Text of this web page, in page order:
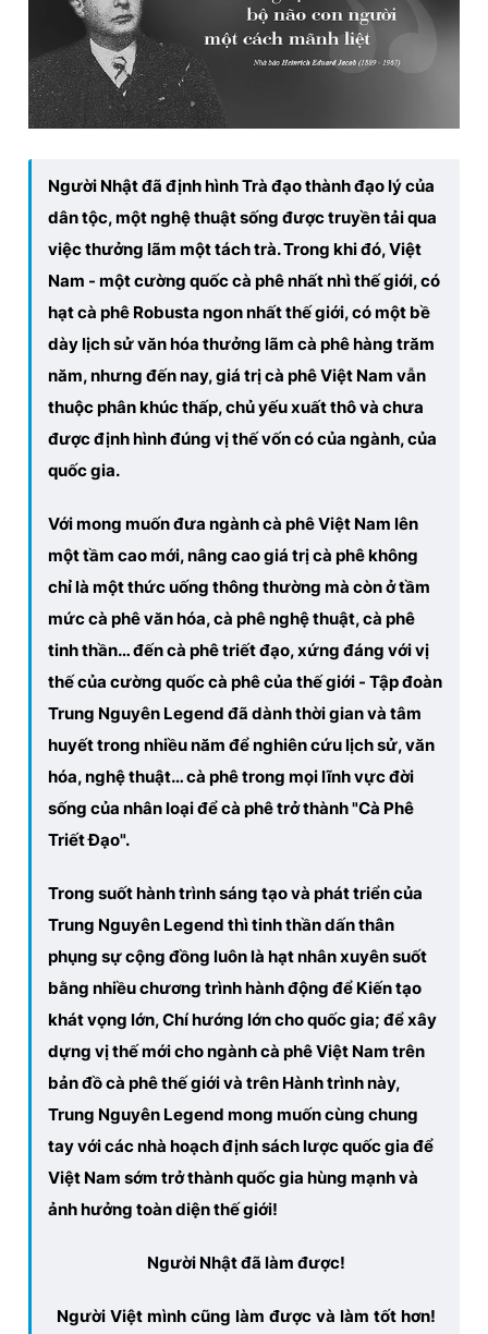
Đọc Thanh Niên trên điện thoại
Theo dõi báo trên
Hotline Liên hệ quảng cáo
0908 780 404
Đặt báo Quảng cáo RSS Tòa soạn Chính sách bảo
Tổng biên tập: Nguyễn Ngọc Toàn
Phó tổng biên tập thường trực: Hải Thành
Phó tổng biên tập: Lâm Hiếu Dũng
Giấy phép xuất bản số 110/GP - BTTTT cấp ngày 24.3.2020
© 2003-2026 Bản quyền thuộc về Báo Thanh Niên. Cấm sao
chép dưới mọi hình thức nếu không có sự chấp thuận bằng văn
bản. Phát triển bởi ePi Technologies, JSC.
Người Nhật đã định hình Trà đạo thành đạo lý của
dân tộc, một nghệ thuật sống được truyền tải qua
việc thưởng lãm một tách trà. Trong khi đó, Việt
Nam - một cường quốc cà phê nhất nhì thế giới, có
hạt cà phê Robusta ngon nhất thế giới, có một bề
dày lịch sử văn hóa thưởng lãm cà phê hàng trăm
năm, nhưng đến nay, giá trị cà phê Việt Nam vẫn
thuộc phân khúc thấp, chủ yếu xuất thô và chưa
được định hình đúng vị thế vốn có của ngành, của
quốc gia.
Với mong muốn đưa ngành cà phê Việt Nam lên
một tầm cao mới, nâng cao giá trị cà phê không
chỉ là một thức uống thông thường mà còn ở tầm
mức cà phê văn hóa, cà phê nghệ thuật, cà phê
tinh thần… đến cà phê triết đạo, xứng đáng với vị
thế của cường quốc cà phê của thế giới - Tập đoàn
Trung Nguyên Legend đã dành thời gian và tâm
huyết trong nhiều năm để nghiên cứu lịch sử, văn
hóa, nghệ thuật… cà phê trong mọi lĩnh vực đời
sống của nhân loại để cà phê trở thành "Cà Phê
Triết Đạo".
Trong suốt hành trình sáng tạo và phát triển của
Trung Nguyên Legend thì tinh thần dấn thân
phụng sự cộng đồng luôn là hạt nhân xuyên suốt
bằng nhiều chương trình hành động để Kiến tạo
khát vọng lớn, Chí hướng lớn cho quốc gia; để xây
dựng vị thế mới cho ngành cà phê Việt Nam trên
bản đồ cà phê thế giới và trên Hành trình này,
Trung Nguyên Legend mong muốn cùng chung
tay với các nhà hoạch định sách lược quốc gia để
Việt Nam sớm trở thành quốc gia hùng mạnh và
ảnh hưởng toàn diện thế giới!
Người Nhật đã làm được!
Người Việt mình cũng làm được và làm tốt hơn!